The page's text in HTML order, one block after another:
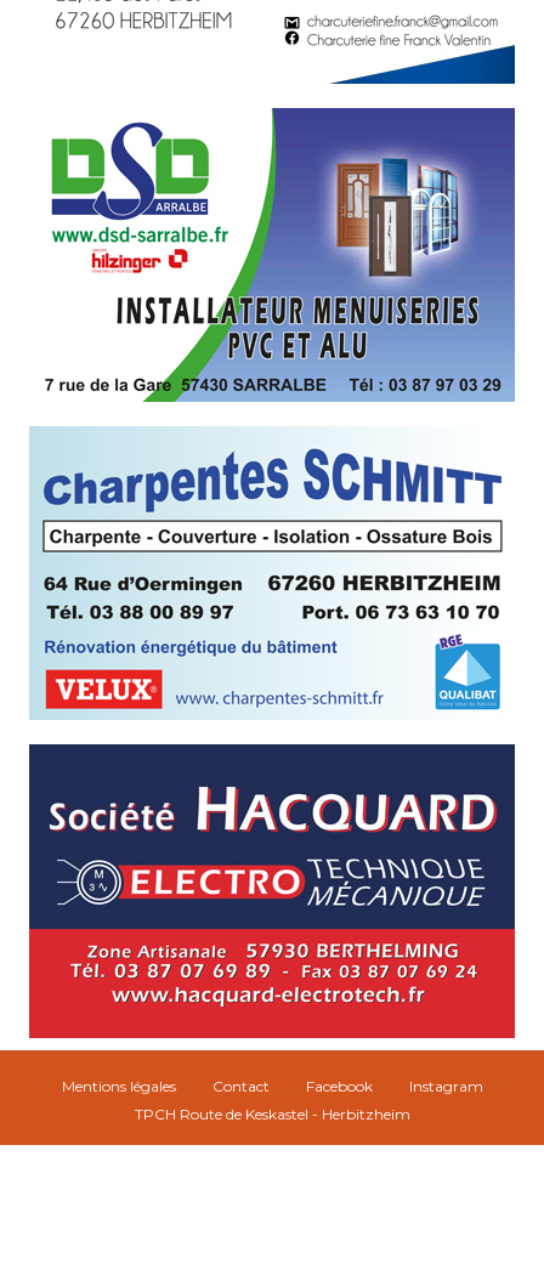
Mentions légales Contact Facebook
Instagram
TPCH Route de Keskastel - Herbitzheim